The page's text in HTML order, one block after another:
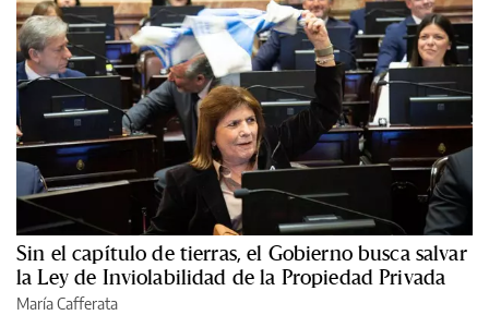
Sin el capítulo de tierras, el Gobierno busca salvar
la Ley de Inviolabilidad de la Propiedad Privada
María Cafferata